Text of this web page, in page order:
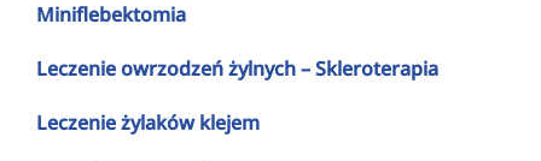
Miniflebektomia
Leczenie owrzodzeń żylnych – Skleroterapia
Leczenie żylaków klejem